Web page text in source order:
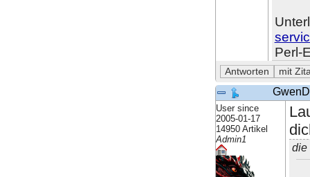
Perl-
User since
2005-01-17
14950 Artikel
Admin1
die